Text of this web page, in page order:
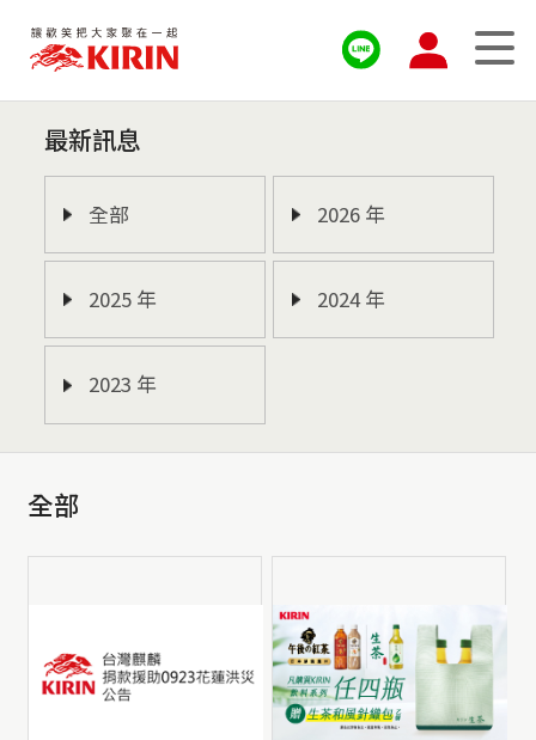
最新訊息
全部 2026 年
2025 年 2024 年
2023 年
全部